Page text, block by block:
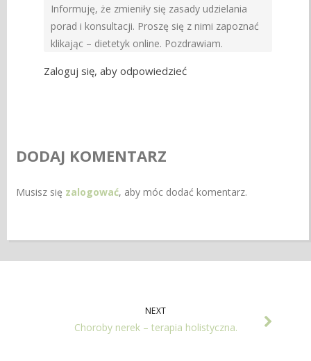
Informuję, że zmieniły się zasady udzielania
porad i konsultacji. Proszę się z nimi zapoznać
klikając – dietetyk online. Pozdrawiam.
Zaloguj się, aby odpowiedzieć
DODAJ KOMENTARZ
Musisz się zalogować, aby móc dodać komentarz.
NEXT
Choroby nerek – terapia holistyczna.